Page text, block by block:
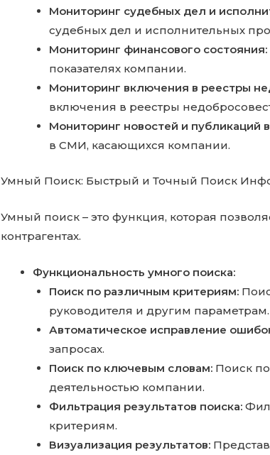
Мониторинг судебных дел и
судебных дел и исполнительных
Мониторинг финансового состояния:
показателях компании.
Мониторинг включения в реестры
включения в реестры
Мониторинг новостей и публикаций
в СМИ, касающихся компании.
Умный Поиск: Быстрый и Точный Поиск
Умный поиск – это функция, которая
контрагентах.
Функциональность умного поиска:
Поиск по различным критериям:
руководителя и другим параметрам.
Автоматическое исправление
запросах.
Поиск по ключевым словам:Поиск
деятельностью компании.
Фильтрация результатов поиска:
критериям.
Визуализация результатов: